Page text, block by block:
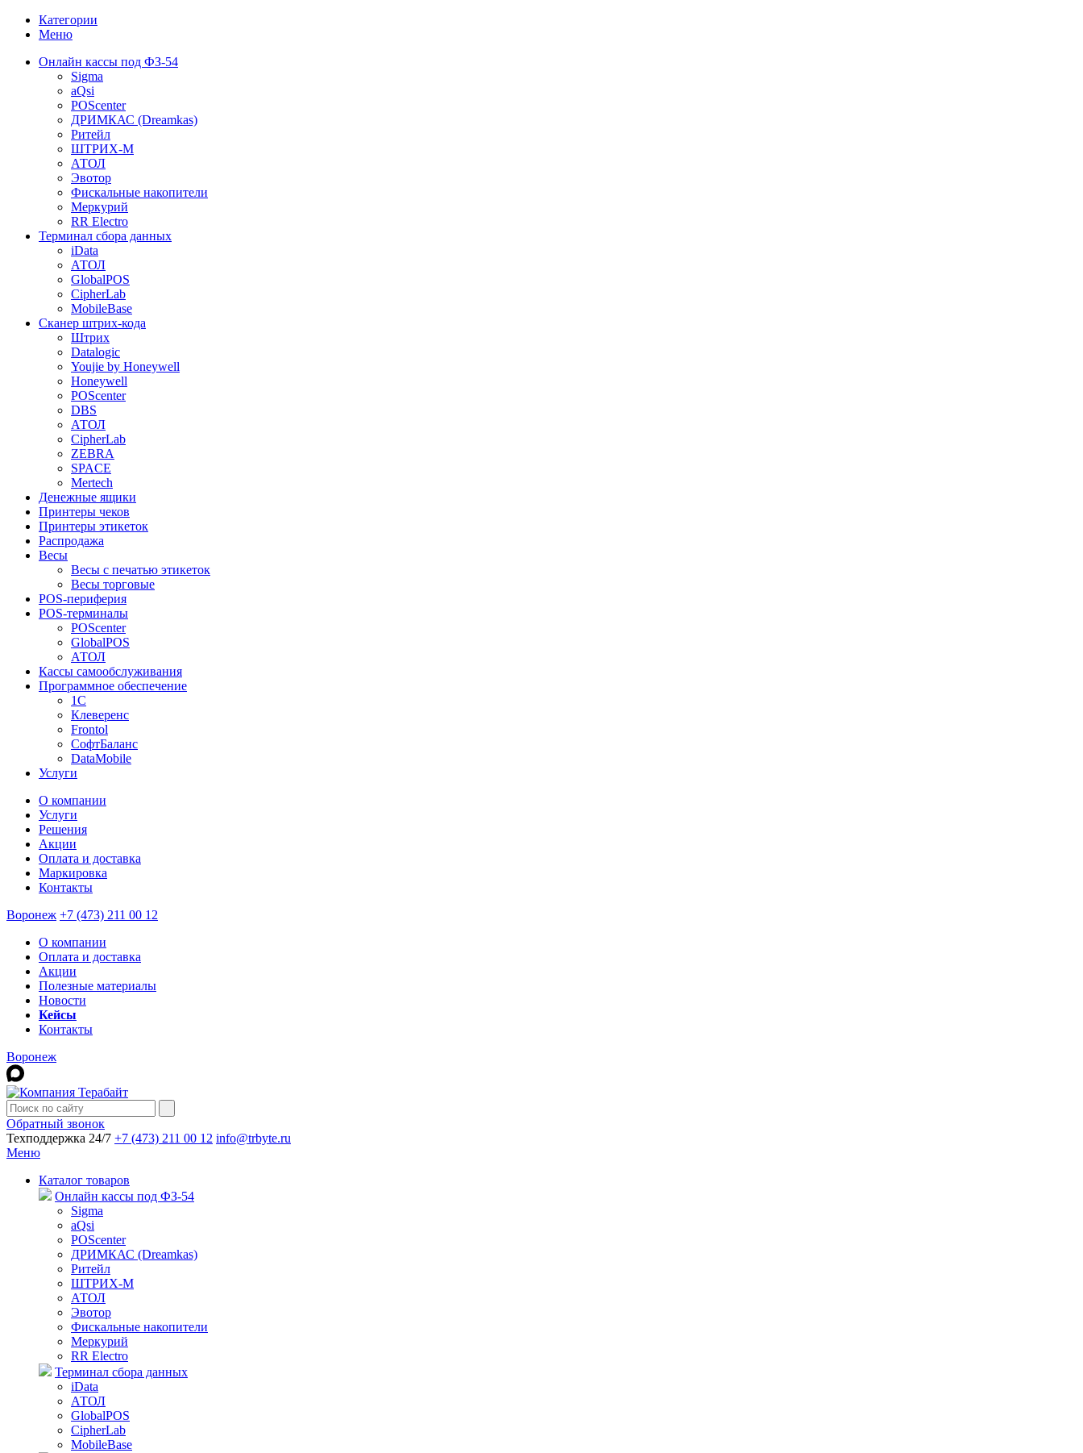
Категории
Меню
Онлайн кассы под ФЗ-54
Sigma
aQsi
POScenter
ДРИМКАС (Dreamkas)
Ритейл
ШТРИХ-М
АТОЛ
Эвотор
Фискальные накопители
Меркурий
RR Electro
Терминал сбора данных
iData
АТОЛ
GlobalPOS
CipherLab
MobileBase
Сканер штрих-кода
Штрих
Datalogic
Youjie by Honeywell
Honeywell
POScenter
DBS
АТОЛ
CipherLab
ZEBRA
SPACE
Mertech
Денежные ящики
Принтеры чеков
Принтеры этикеток
Распродажа
Весы
Весы с печатью этикеток
Весы торговые
POS-периферия
POS-терминалы
POScenter
GlobalPOS
АТОЛ
Кассы самообслуживания
Программное обеспечение
1С
Клеверенс
Frontol
СофтБаланс
DataMobile
Услуги
О компании
Услуги
Решения
Акции
Оплата и доставка
Маркировка
Контакты
Воронеж +7 (473) 211 00 12
О компании
Оплата и доставка
Акции
Полезные материалы
Новости
Кейсы
Контакты
Воронеж
Обратный звонок
Техподдержка 24/7 +7 (473) 211 00 12 info@trbyte.ru
Меню
Каталог товаров
Онлайн кассы под ФЗ-54
Sigma
aQsi
POScenter
ДРИМКАС (Dreamkas)
Ритейл
ШТРИХ-М
АТОЛ
Эвотор
Фискальные накопители
Меркурий
RR Electro
Терминал сбора данных
iData
АТОЛ
GlobalPOS
CipherLab
MobileBase